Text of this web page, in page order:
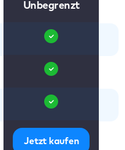
Unbegrenzt
Jetzt kaufen